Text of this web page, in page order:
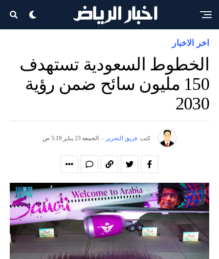
اخر الاخبار
الخطوط السعودية تستهدف
150 مليون سائح ضمن رؤية
2030
كتب فريق التحرير - الجمعة 23 يناير 5:19 ص